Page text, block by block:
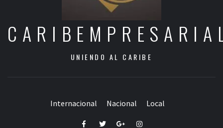
UNIENDO AL CARIBE
Internacional Nacional Local
FacebookTwitterGoogle+Instagram